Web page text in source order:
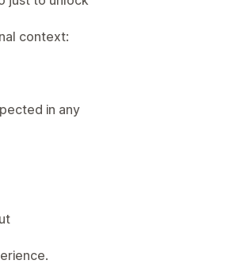
context:
in any